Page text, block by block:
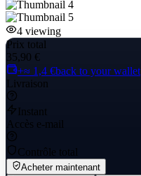
4 viewing
Prix total
35,90 €
+≈ 1,4 €back to your wallet
Livraison
Instant
Accès e-mail
Contrôle total
Acheter maintenant